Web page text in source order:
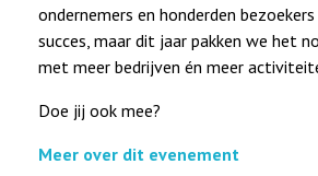
ondernemers en honderden
succes, maar dit jaar pakken we het
met meer bedrijven én meer
Doe jij ook mee?
Meer over dit evenement